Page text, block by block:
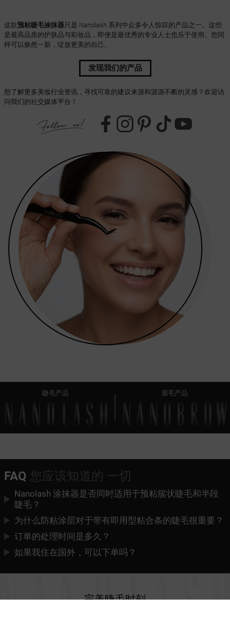
这款预粘睫毛涂抹器只是 Nanolash 系列中众多令人惊叹的产品之一。这些
是最高品质的护肤品与彩妆品，即便是最优秀的专业人士也乐于使用。您同
样可以焕然一新，绽放更美的自己。
发现我们的产品
想了解更多美妆行业资讯，寻找可靠的建议来源和源源不断的灵感？欢迎访
问我们的社交媒体平台！
睫毛产品 眉毛产品
FAQ 您应该知道的 一切
Nanolash 涂抹器是否同时适用于预粘簇状睫毛和半段
睫毛？
为什么防粘涂层对于带有即用型粘合条的睫毛很重要？
订单的处理时间是多久？
如果我住在国外，可以下单吗？
完美睫毛时刻